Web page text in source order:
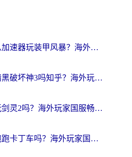
在美国用什么加速器玩装甲风暴？海外玩家亲测有效的国服游戏加速指南
欧洲可以打暗黑破坏神3吗知乎？海外玩家国服游戏加速终极指南
在国外可以玩剑灵2吗？海外玩家国服畅玩终极指南（附永恒之塔明日方舟加速方案）
欧洲可以玩跑跑卡丁车吗？海外玩家国服游戏畅玩终极指南（附QQ炫舞剑网3解决方案）